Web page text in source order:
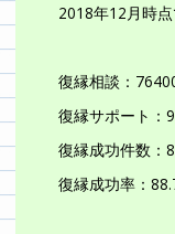
2018年12月時点
復縁相談：
復縁サポート：
復縁成功件数：
復縁成功率：